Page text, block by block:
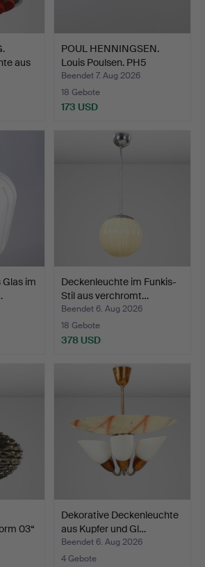
aus
POUL HENNINGSEN.
Louis Poulsen. PH5
Pendel…
Beendet 7. Aug 2026
18 Gebote
173 USD
im
Deckenleuchte im Funkis-
Stil aus verchromt…
Beendet 6. Aug 2026
18 Gebote
378 USD
03“
Dekorative Deckenleuchte
aus Kupfer und Gl…
Beendet 6. Aug 2026
4 Gebote